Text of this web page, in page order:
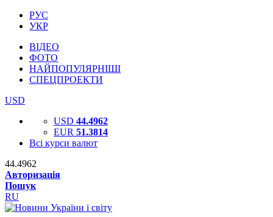
РУС
УКР
ВІДЕО
ФОТО
НАЙПОПУЛЯРНІШІ
СПЕЦПРОЕКТИ
USD
USD 44.4962
EUR 51.3814
Всі курси валют
44.4962
Авторизація
Пошук
RU